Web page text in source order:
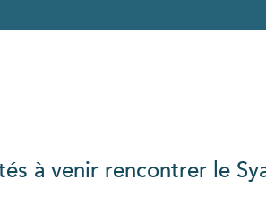
à venir rencontrer le